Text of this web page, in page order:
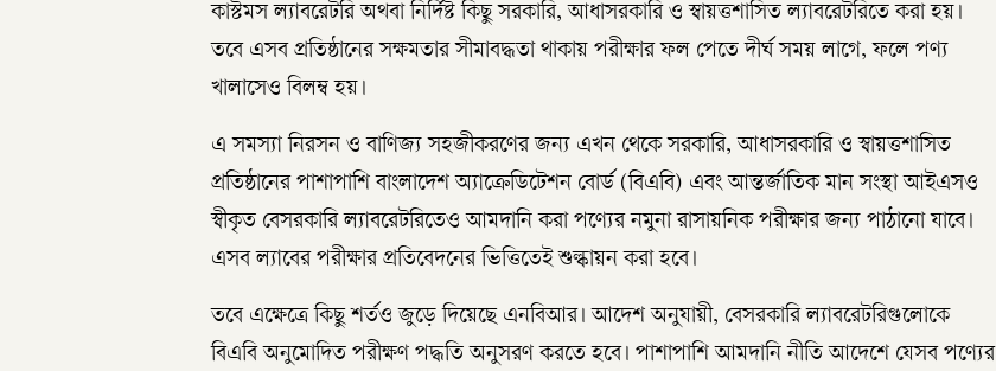
কাস্টমস ল্যাবরেটরি অথবা নির্দিষ্ট কিছু সরকারি, আধাসরকারি ও স্বায়ত্তশাসিত ল্যাবরেটরিতে করা হয়।
তবে এসব প্রতিষ্ঠানের সক্ষমতার সীমাবদ্ধতা থাকায় পরীক্ষার ফল পেতে দীর্ঘ সময় লাগে, ফলে পণ্য
খালাসেও বিলম্ব হয়।
এ সমস্যা নিরসন ও বাণিজ্য সহজীকরণের জন্য এখন থেকে সরকারি, আধাসরকারি ও স্বায়ত্তশাসিত
প্রতিষ্ঠানের পাশাপাশি বাংলাদেশ অ্যাক্রেডিটেশন বোর্ড (বিএবি) এবং আন্তর্জাতিক মান সংস্থা আইএসও
স্বীকৃত বেসরকারি ল্যাবরেটরিতেও আমদানি করা পণ্যের নমুনা রাসায়নিক পরীক্ষার জন্য পাঠানো যাবে।
এসব ল্যাবের পরীক্ষার প্রতিবেদনের ভিত্তিতেই শুল্কায়ন করা হবে।
তবে এক্ষেত্রে কিছু শর্তও জুড়ে দিয়েছে এনবিআর। আদেশ অনুযায়ী, বেসরকারি ল্যাবরেটরিগুলোকে
বিএবি অনুমোদিত পরীক্ষণ পদ্ধতি অনুসরণ করতে হবে। পাশাপাশি আমদানি নীতি আদেশে যেসব পণ্যের